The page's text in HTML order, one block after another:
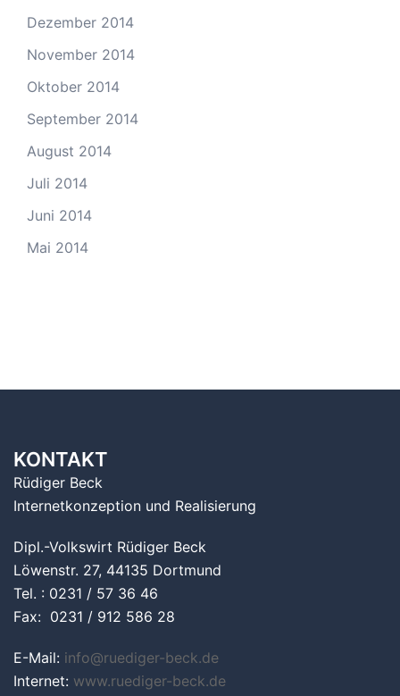
Dezember 2014
November 2014
Oktober 2014
September 2014
August 2014
Juli 2014
Juni 2014
Mai 2014
KONTAKT
Rüdiger Beck
Internetkonzeption und Realisierung
Dipl.-Volkswirt Rüdiger Beck
Löwenstr. 27, 44135 Dortmund
Tel. : 0231 / 57 36 46
Fax: 0231 / 912 586 28
E-Mail: info@ruediger-beck.de
Internet: www.ruediger-beck.de